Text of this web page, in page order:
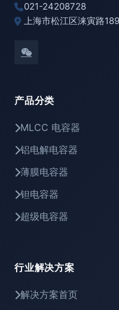
021-24208728
上海市松江区涞寅路
产品分类
MLCC 电容器
铝电解电容器
薄膜电容器
钽电容器
超级电容器
行业解决方案
解决方案首页